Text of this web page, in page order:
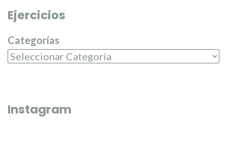
Ejercicios
Categorías
Instagram